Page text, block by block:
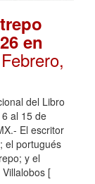
en
del Libro
al 15 de
El escritor
el portugués
y el
[